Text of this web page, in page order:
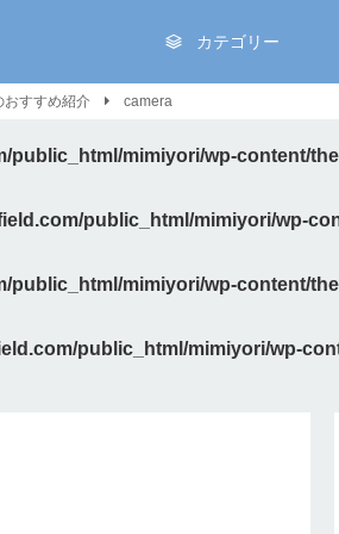
カテゴリー
おすすめ紹介 camera
public_html/mimiyori/wp-content/
public_html/mimiyori/wp-
public_html/mimiyori/wp-content/
public_html/mimiyori/wp-